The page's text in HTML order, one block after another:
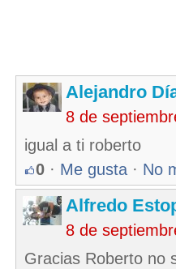
Alejandro
8 de
igual a ti roberto
0 · Me gusta · No
Alfredo
8 de
Gracias Roberto no